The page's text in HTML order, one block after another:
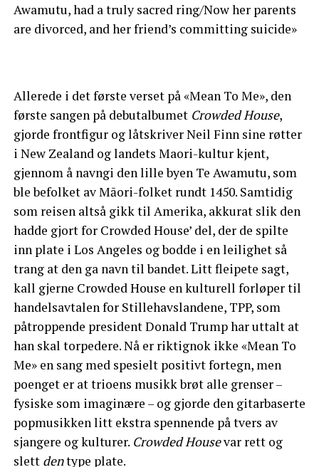
Awamutu, had a truly sacred ring/Now her parents
are divorced, and her friend’s committing suicide»
Allerede i det første verset på «Mean To Me», den
første sangen på debutalbumet Crowded House,
gjorde frontfigur og låtskriver Neil Finn sine røtter
i New Zealand og landets Maori-kultur kjent,
gjennom å navngi den lille byen Te Awamutu, som
ble befolket av Māori-folket rundt 1450. Samtidig
som reisen altså gikk til Amerika, akkurat slik den
hadde gjort for Crowded House’ del, der de spilte
inn plate i Los Angeles og bodde i en leilighet så
trang at den ga navn til bandet. Litt fleipete sagt,
kall gjerne Crowded House en kulturell forløper til
handelsavtalen for Stillehavslandene, TPP, som
påtroppende president Donald Trump har uttalt at
han skal torpedere. Nå er riktignok ikke «Mean To
Me» en sang med spesielt positivt fortegn, men
poenget er at trioens musikk brøt alle grenser –
fysiske som imaginære – og gjorde den gitarbaserte
popmusikken litt ekstra spennende på tvers av
sjangere og kulturer. Crowded Housevar rett og
slett dentype plate.